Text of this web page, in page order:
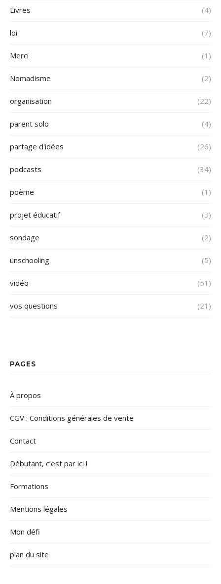
Livres (4)
loi (7)
Merci (1)
Nomadisme (2)
organisation (22)
parent solo (4)
partage d'idées (26)
podcasts (34)
poème (1)
projet éducatif (3)
sondage (2)
unschooling (5)
vidéo (51)
vos questions (21)
PAGES
À propos
CGV : Conditions générales de vente
Contact
Débutant, c’est par ici !
Formations
Mentions légales
Mon défi
plan du site